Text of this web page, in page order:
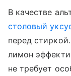
В качестве
столовый
перед
лимон
не требует